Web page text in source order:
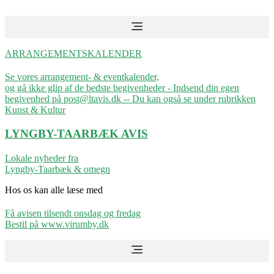
ARRANGEMENTSKALENDER
Se vores arrangement- & eventkalender,
og gå ikke glip af de bedste begivenheder - Indsend din egen
begivenhed på post@ltavis.dk -- Du kan også se under rubrikken
Kunst & Kultur
LYNGBY-TAARBÆK AVIS
Lokale nyheder fra
Lyngby-Taarbæk & omegn
Hos os kan alle læse med
Få avisen tilsendt onsdag og fredag
Bestil på www.virumby.dk